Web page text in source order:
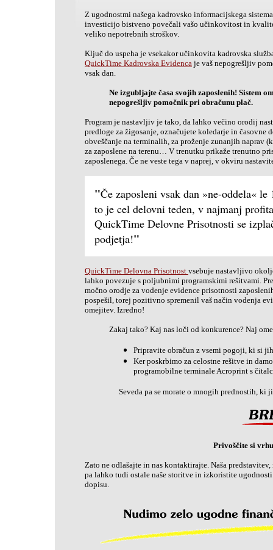
Z ugodnostmi našega kadrovsko informacijskega
investicijo bistveno povečali vašo učinkovitost in
veliko nepotrebnih stroškov.
Ključ do uspeha je vsekakor učinkovita kadrovska
QuickTime Kadrovska Evidenca je vaš nepogrešljiv
vsak dan.
Ne izgubljajte časa svojih zaposlenih! Sistem
nepogrešljiv pomočnik pri obračunu plač.
Program je nastavljiv je tako, da lahko večino orodij
predloge za žigosanje, označujete koledarje in
obveščanje na terminalih, za proženje zunanjih naprav
za zaposlene na terenu… V trenutku prikaže trenutno
zaposlenega. Če ne veste tega v naprej, v okviru
"Če zaposleni vsak dan »ne-oddela«
to je cel delovni teden, v najmanj
QuickTime Delovne Prisotnosti se
podjetja!"
QuickTime Delovna Prisotnost vsebuje nastavljivo
lahko povezuje s poljubnimi programskimi rešitvami.
močno orodje za vodenje evidence prisotnosti
pospešil, torej pozitivno spremenil vaš način vodenja
omejitev. Izredno!
Zakaj tako? Kaj nas loči od konkurence? Naj
Pripravite obračun z vsemi pogoji, ki si
Ker poskrbimo za celostne rešitve in
programobilne terminale Acroprint s
Seveda pa se morate o mnogih prednostih,
Privoščite si
Zato ne odlašajte in nas kontaktirajte. Naša
pa lahko tudi ostale naše storitve in izkoristite
dopisu.